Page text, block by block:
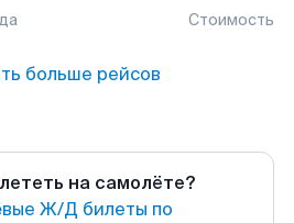
Стоимость
больше рейсов
на самолёте?
Ж/Д билеты по